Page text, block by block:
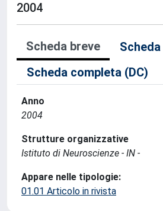
2004
Scheda breve
Scheda completa (DC)
Anno
2004
Strutture organizzative
Istituto di Neuroscienze - IN -
Appare nelle tipologie:
01.01 Articolo in rivista